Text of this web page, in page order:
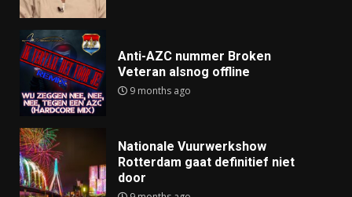
Anti-AZC nummer Broken
Veteran alsnog offline
9 months ago
Nationale Vuurwerkshow
Rotterdam gaat definitief niet
door